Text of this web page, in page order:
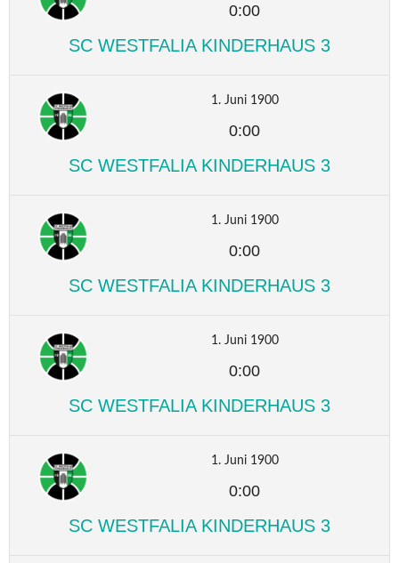
0:00
SC WESTFALIA KINDERHAUS 3
1. Juni 1900
0:00
SC WESTFALIA KINDERHAUS 3
1. Juni 1900
0:00
SC WESTFALIA KINDERHAUS 3
1. Juni 1900
0:00
SC WESTFALIA KINDERHAUS 3
1. Juni 1900
0:00
SC WESTFALIA KINDERHAUS 3